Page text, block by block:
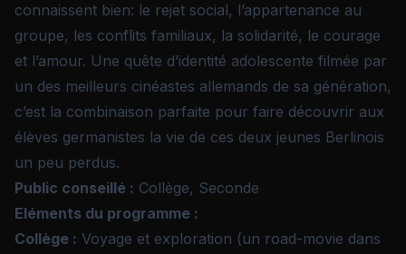
connaissent bien: le rejet social, l’appartenance au
groupe, les conflits familiaux, la solidarité, le courage
et l’amour. Une quête d’identité adolescente filmée par
un des meilleurs cinéastes allemands de sa génération,
c’est la combinaison parfaite pour faire découvrir aux
élèves germanistes la vie de ces deux jeunes Berlinois
un peu perdus.
Public conseillé : Collège, Seconde
Eléments du programme :
Collège : Voyage et exploration (un road-movie dans